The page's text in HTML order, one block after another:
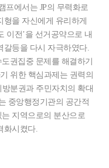
프에서는 JP의 무력화로
을 자신에게 유리하게
이전’을 선거공약으로 내
갈등을 다시 자극하였다.
권집중 문제를 해결하기
위한 핵심과제는 권력의
분권과 주민자치의 확대
중앙행정기관의 공간적
지역으로의 분산으로
화시켰다.